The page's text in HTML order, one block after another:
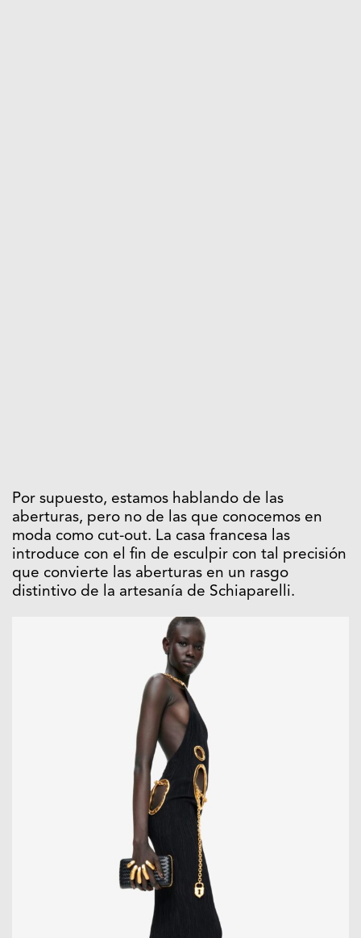
Por supuesto, estamos hablando de las
aberturas, pero no de las que conocemos en
moda como cut-out. La casa francesa las
introduce con el fin de esculpir con tal precisión
que convierte las aberturas en un rasgo
distintivo de la artesanía de Schiaparelli.